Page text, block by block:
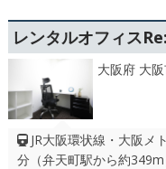
レンタルオフィス
大阪府 大
JR大阪環状線・大阪
分（弁天町駅から約349m